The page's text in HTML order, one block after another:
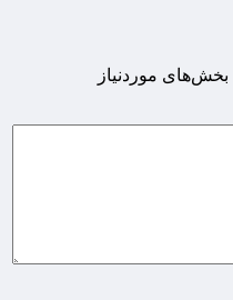
بخش‌های موردنیاز